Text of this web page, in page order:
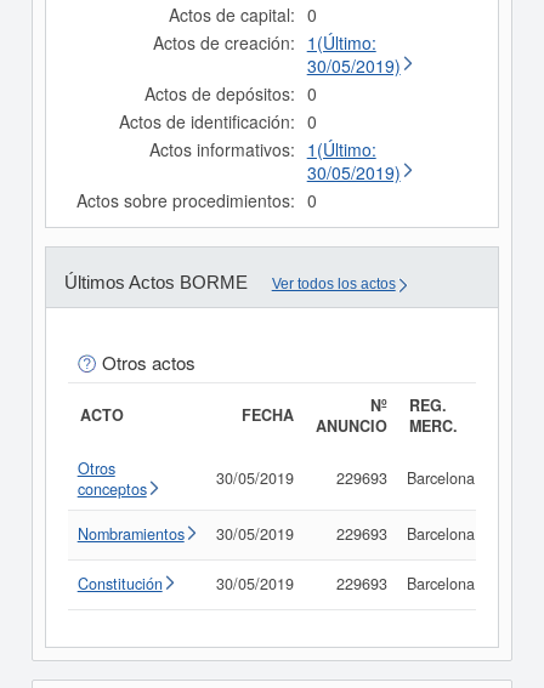
Actos de capital: 0
Actos de creación: 1(Último:
30/05/2019)
Actos de depósitos: 0
Actos de identificación: 0
Actos informativos: 1(Último:
30/05/2019)
Actos sobre procedimientos: 0
Últimos Actos BORME Ver todos los actos
Otros actos
ACTO FECHA
Nº
ANUNCIO
REG.
MERC.
Otros
conceptos
30/05/2019 229693 Barcelona
Nombramientos 30/05/2019 229693 Barcelona
Constitución 30/05/2019 229693 Barcelona